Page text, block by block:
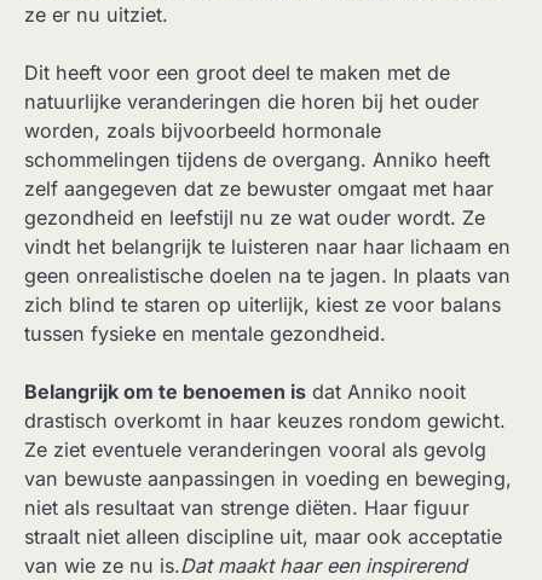
ze er nu uitziet.
Dit heeft voor een groot deel te maken met de
natuurlijke veranderingen die horen bij het ouder
worden, zoals bijvoorbeeld hormonale
schommelingen tijdens de overgang. Anniko heeft
zelf aangegeven dat ze bewuster omgaat met haar
gezondheid en leefstijl nu ze wat ouder wordt. Ze
vindt het belangrijk te luisteren naar haar lichaam en
geen onrealistische doelen na te jagen. In plaats van
zich blind te staren op uiterlijk, kiest ze voor balans
tussen fysieke en mentale gezondheid.
Belangrijk om te benoemen is dat Anniko nooit
drastisch overkomt in haar keuzes rondom gewicht.
Ze ziet eventuele veranderingen vooral als gevolg
van bewuste aanpassingen in voeding en beweging,
niet als resultaat van strenge diëten. Haar figuur
straalt niet alleen discipline uit, maar ook acceptatie
van wie ze nu is.Dat maakt haar een inspirerend